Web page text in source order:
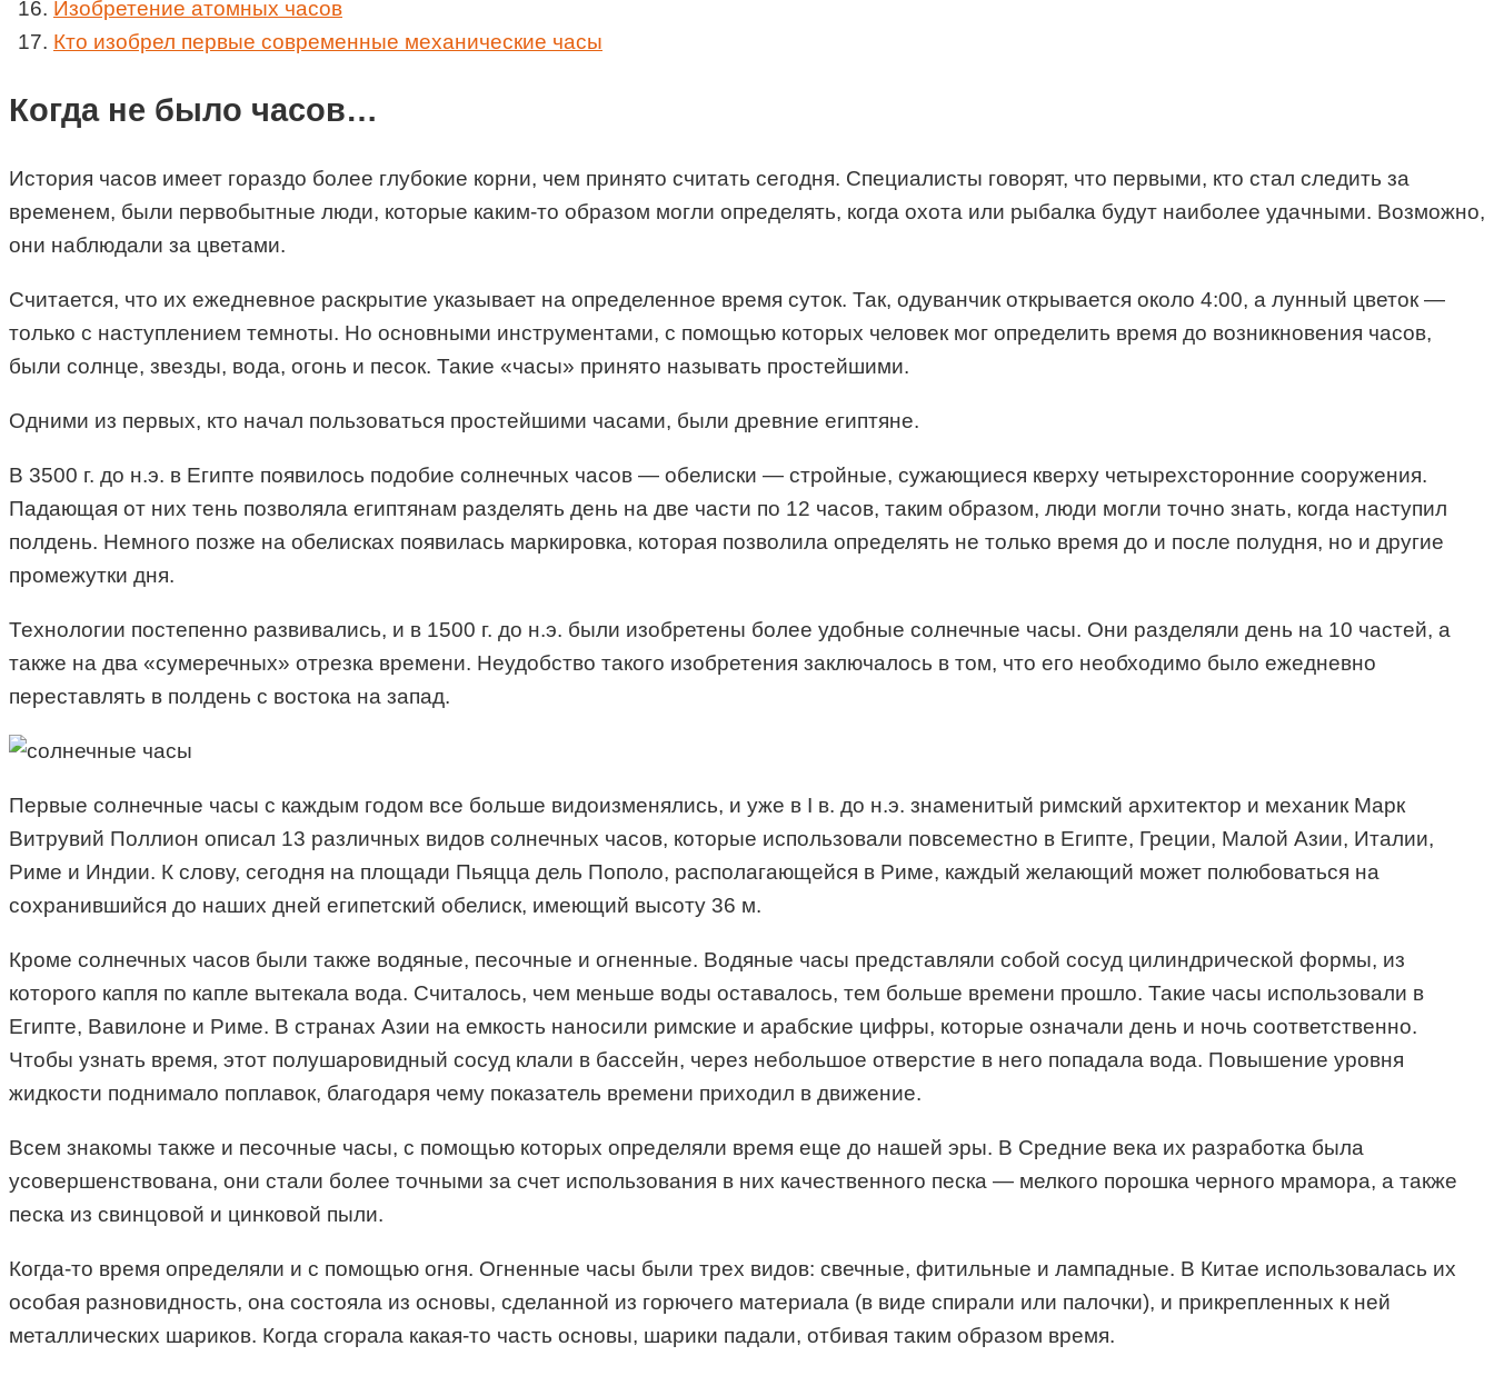
Изобретение атомных часов
Кто изобрел первые современные механические часы
Когда не было часов…
История часов имеет гораздо более глубокие корни, чем принято считать сегодня. Специалисты говорят, что первыми, кто стал следить за
временем, были первобытные люди, которые каким-то образом могли определять, когда охота или рыбалка будут наиболее удачными. Возможно,
они наблюдали за цветами.
Считается, что их ежедневное раскрытие указывает на определенное время суток. Так, одуванчик открывается около 4:00, а лунный цветок —
только с наступлением темноты. Но основными инструментами, с помощью которых человек мог определить время до возникновения часов,
были солнце, звезды, вода, огонь и песок. Такие «часы» принято называть простейшими.
Одними из первых, кто начал пользоваться простейшими часами, были древние египтяне.
В 3500 г. до н.э. в Египте появилось подобие солнечных часов — обелиски — стройные, сужающиеся кверху четырехсторонние сооружения.
Падающая от них тень позволяла египтянам разделять день на две части по 12 часов, таким образом, люди могли точно знать, когда наступил
полдень. Немного позже на обелисках появилась маркировка, которая позволила определять не только время до и после полудня, но и другие
промежутки дня.
Технологии постепенно развивались, и в 1500 г. до н.э. были изобретены более удобные солнечные часы. Они разделяли день на 10 частей, а
также на два «сумеречных» отрезка времени. Неудобство такого изобретения заключалось в том, что его необходимо было ежедневно
переставлять в полдень с востока на запад.
Первые солнечные часы с каждым годом все больше видоизменялись, и уже в I в. до н.э. знаменитый римский архитектор и механик Марк
Витрувий Поллион описал 13 различных видов солнечных часов, которые использовали повсеместно в Египте, Греции, Малой Азии, Италии,
Риме и Индии. К слову, сегодня на площади Пьяцца дель Пополо, располагающейся в Риме, каждый желающий может полюбоваться на
сохранившийся до наших дней египетский обелиск, имеющий высоту 36 м.
Кроме солнечных часов были также водяные, песочные и огненные. Водяные часы представляли собой сосуд цилиндрической формы, из
которого капля по капле вытекала вода. Считалось, чем меньше воды оставалось, тем больше времени прошло. Такие часы использовали в
Египте, Вавилоне и Риме. В странах Азии на емкость наносили римские и арабские цифры, которые означали день и ночь соответственно.
Чтобы узнать время, этот полушаровидный сосуд клали в бассейн, через небольшое отверстие в него попадала вода. Повышение уровня
жидкости поднимало поплавок, благодаря чему показатель времени приходил в движение.
Всем знакомы также и песочные часы, с помощью которых определяли время еще до нашей эры. В Средние века их разработка была
усовершенствована, они стали более точными за счет использования в них качественного песка — мелкого порошка черного мрамора, а также
песка из свинцовой и цинковой пыли.
Когда-то время определяли и с помощью огня. Огненные часы были трех видов: свечные, фитильные и лампадные. В Китае использовалась их
особая разновидность, она состояла из основы, сделанной из горючего материала (в виде спирали или палочки), и прикрепленных к ней
металлических шариков. Когда сгорала какая-то часть основы, шарики падали, отбивая таким образом время.